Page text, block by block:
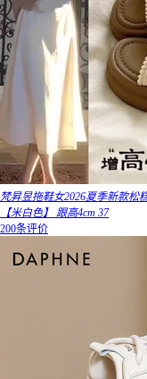
梵昇昱拖鞋女2026夏季新款松
【米白色】 跟高4cm 37
200条评价